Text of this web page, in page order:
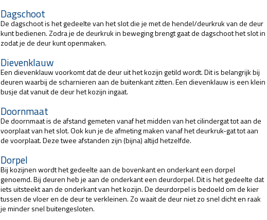
Dagschoot
De dagschoot is het gedeelte van het slot die je met de hendel/deurkruk van de deur
kunt bedienen. Zodra je de deurkruk in beweging brengt gaat de dagschoot het slot in
zodat je de deur kunt openmaken.
Dievenklauw
Een dievenklauw voorkomt dat de deur uit het kozijn getild wordt. Dit is belangrijk bij
deuren waarbij de scharnieren aan de buitenkant zitten. Een dievenklauw is een klein
busje dat vanuit de deur het kozijn ingaat.
Doornmaat
De doornmaat is de afstand gemeten vanaf het midden van het cilindergat tot aan de
voorplaat van het slot. Ook kun je de afmeting maken vanaf het deurkruk-gat tot aan
de voorplaat. Deze twee afstanden zijn (bijna) altijd hetzelfde.
Dorpel
Bij kozijnen wordt het gedeelte aan de bovenkant en onderkant een dorpel
genoemd. Bij deuren heb je aan de onderkant een deurdorpel. Dit is het gedeelte dat
iets uitsteekt aan de onderkant van het kozijn. De deurdorpel is bedoeld om de kier
tussen de vloer en de deur te verkleinen. Zo waait de deur niet zo snel dicht en raak
je minder snel buitengesloten.